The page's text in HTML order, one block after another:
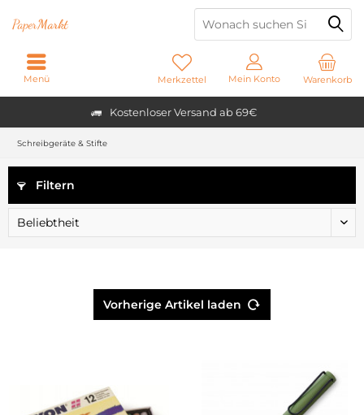
Kostenloser Versand ab 69€
PaperMarkt
Warenkorb
Merkzettel Mein Konto
Menü
Schreibgeräte & Stifte
Filtern
Vorherige Artikel laden